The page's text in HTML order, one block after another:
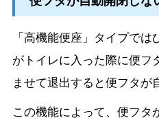
「高機能便座」タイプで
がトイレに入った際に便フ
ませて退出すると便フタが
この機能によって、便フタ